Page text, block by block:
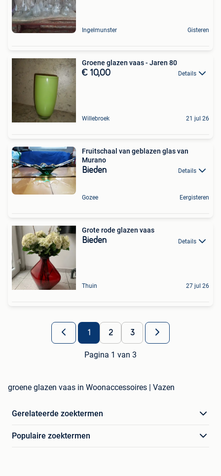
Ingelmunster Gisteren
Groene glazen vaas - Jaren 80
€ 10,00 Details
Willebroek 21 jul 26
Fruitschaal van geblazen glas van
Murano
Bieden Details
Gozee Eergisteren
Grote rode glazen vaas
Bieden Details
Thuin 27 jul 26
1 2 3
Pagina 1 van 3
groene glazen vaas in Woonaccessoires | Vazen
Gerelateerde zoektermen
Populaire zoektermen